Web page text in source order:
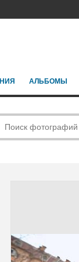
АЛЬБОМЫ